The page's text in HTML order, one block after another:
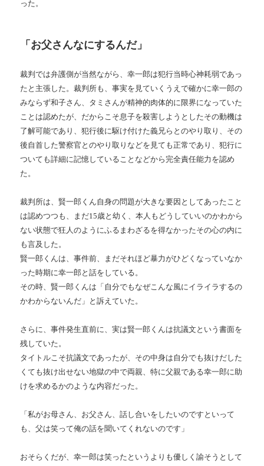
った。
「お父さんなにするんだ」
裁判では弁護側が当然ながら、幸一郎は犯行当時心神耗弱であっ
たと主張した。裁判所も、事実を見ていくうえで確かに幸一郎の
みならず和子さん、タミさんが精神的肉体的に限界になっていた
ことは認めたが、だからこそ息子を殺害しようとしたその動機は
了解可能であり、犯行後に駆け付けた義兄らとのやり取り、その
後自首した警察官とのやり取りなどを見ても正常であり、犯行に
ついても詳細に記憶していることなどから完全責任能力を認め
た。
裁判所は、賢一郎くん自身の問題が大きな要因としてあったこと
は認めつつも、まだ15歳と幼く、本人もどうしていいのかわから
ない状態で狂人のようにふるまわざるを得なかったその心の内に
も言及した。
賢一郎くんは、事件前、まだそれほど暴力がひどくなっていなか
った時期に幸一郎と話をしている。
その時、賢一郎くんは「自分でもなぜこんな風にイライラするの
かわからないんだ」と訴えていた。
さらに、事件発生直前に、実は賢一郎くんは抗議文という書面を
残していた。
タイトルこそ抗議文であったが、その中身は自分でも抜けだした
くても抜け出せない地獄の中で両親、特に父親である幸一郎に助
けを求めるかのような内容だった。
「私がお母さん、お父さん、話し合いをしたいのですといって
も、父は笑って俺の話を聞いてくれないのです」
おそらくだが、幸一郎は笑ったというよりも優しく諭そうとして